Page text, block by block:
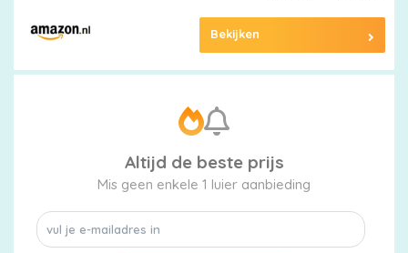
Bekijken
Altijd de beste prijs
Mis geen enkele 1 luier aanbieding